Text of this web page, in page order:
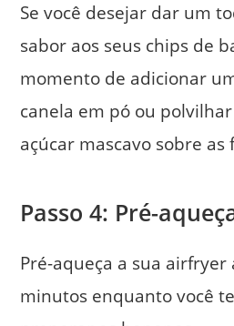
Se você desejar dar um
sabor aos seus chips de
momento de adicionar
canela em pó ou
açúcar mascavo sobre as
Passo 4: Pré-
Pré-aqueça a sua airfryer
minutos enquanto você